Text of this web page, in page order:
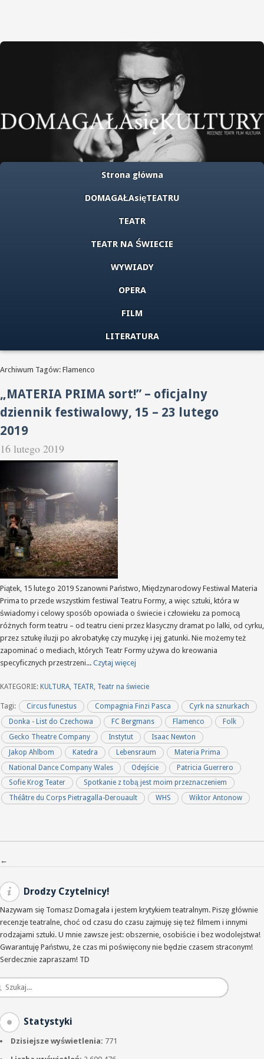
Strona główna
DOMAGAŁAsięTEATRU
TEATR
TEATR NA ŚWIECIE
WYWIADY
OPERA
FILM
LITERATURA
Archiwum Tagów: Flamenco
„MATERIA PRIMA sort!” – oficjalny
dziennik festiwalowy, 15 – 23 lutego
2019
16 lutego 2019
Piątek, 15 lutego 2019 Szanowni Państwo, Międzynarodowy Festiwal Materia
Prima to przede wszystkim festiwal Teatru Formy, a więc sztuki, która w
świadomy i celowy sposób opowiada o świecie i człowieku za pomocą
różnych form teatru – od teatru cieni przez klasyczny dramat po lalki, od cyrku,
przez sztukę iluzji po akrobatykę czy muzykę i jej gatunki. Nie możemy też
zapominać o mediach, których Teatr Formy używa do kreowania
specyficznych przestrzeni... Czytaj więcej
KATEGORIE: KULTURA, TEATR, Teatr na świecie
Tagi: Circus funestus Compagnia Finzi Pasca
Cyrk na sznurkach
Donka - List do Czechowa
FC Bergmans Flamenco
Folk
Gecko Theatre Company
Instytut
Isaac Newton
Jakop Ahlbom
Katedra Lebensraum
Materia Prima
National Dance Company Wales
Odejście
Patricia Guerrero
Sofie Krog Teater
Spotkanie z tobą jest moim przeznaczeniem
Théâtre du Corps Pietragalla-Derouault
WHS Wiktor Antonow
Nawigacja po wpisach
←
Drodzy Czytelnicy!
Nazywam się Tomasz Domagała i jestem krytykiem teatralnym. Piszę głównie
recenzje teatralne, choć od czasu do czasu zajmuję się też filmem i innymi
rodzajami sztuki. U mnie zawsze jest: obszernie, osobiście i bez wodolejstwa!
Gwarantuję Państwu, że czas mi poświęcony nie będzie czasem straconym!
Serdecznie zapraszam! TD
Statystyki
Dzisiejsze wyświetlenia: 771